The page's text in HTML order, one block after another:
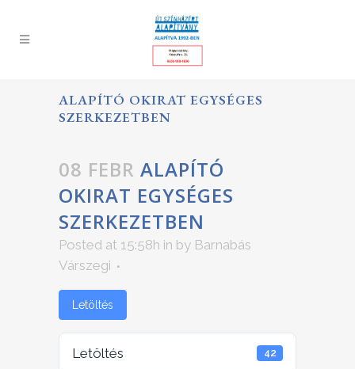
ALAPÍTÓ OKIRAT EGYSÉGES
SZERKEZETBEN
08 FEBR ALAPÍTÓ
OKIRAT EGYSÉGES
SZERKEZETBEN
Posted at 15:58h in by Barnabás
Várszegi
Letöltés
Letöltés 42